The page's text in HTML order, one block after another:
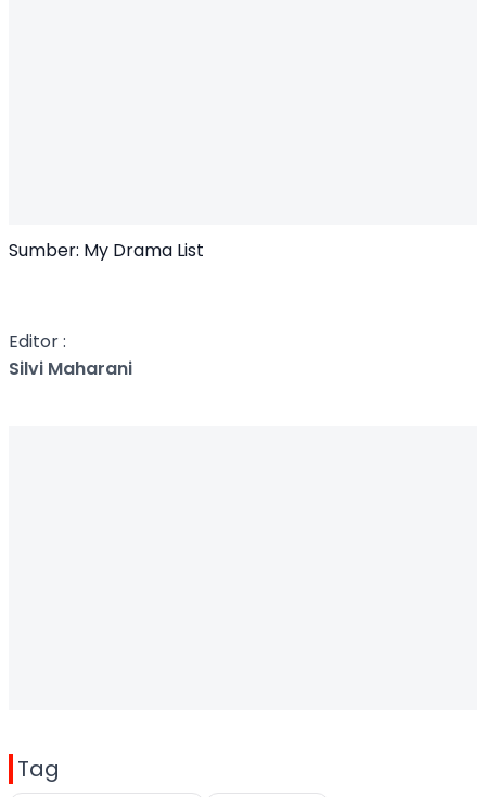
Sumber: My Drama List
Editor :
Silvi Maharani
Tag